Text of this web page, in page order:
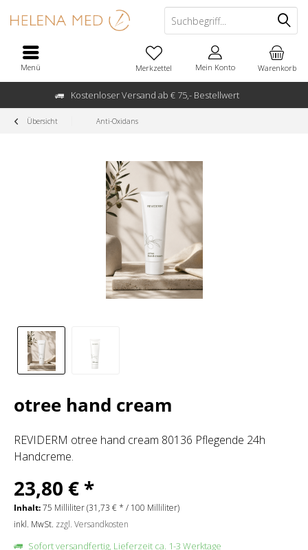
Kostenloser Versand ab € 75,- Bestellwert
Warenkorb
Merkzettel Mein Konto
Menü
Übersicht Anti-Oxidans
otree hand cream
REVIDERM otree hand cream 80136 Pflegende 24h
Handcreme.
23,80 € *
Inhalt:75 Milliliter (31,73 € * / 100 Milliliter)
inkl. MwSt. zzgl. Versandkosten
Sofort versandfertig, Lieferzeit ca. 1-3 Werktage